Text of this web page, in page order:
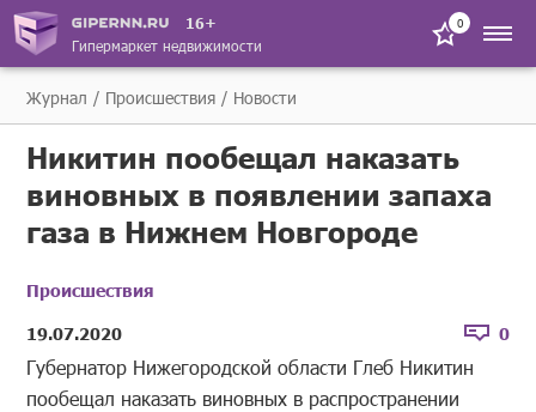
16+
Гипермаркет недвижимости
0
Журнал Происшествия Новости
Никитин пообещал наказать
виновных в появлении запаха
газа в Нижнем Новгороде
Происшествия
19.07.2020
0
Губернатор Нижегородской области Глеб Никитин
пообещал наказать виновных в распространении